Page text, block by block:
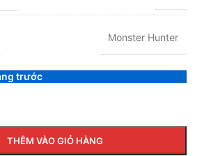
Monster Hunter
trước
THÊM VÀO GIỎ HÀNG